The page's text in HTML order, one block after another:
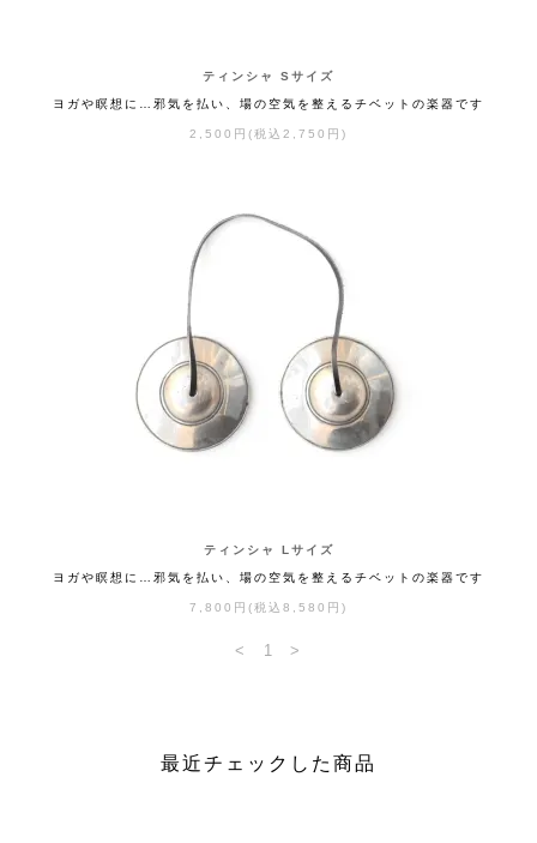
ティンシャ Sサイズ
ヨガや瞑想に…邪気を払い、場の空気を整えるチベットの楽器です
2,500円(税込2,750円)
ティンシャ Lサイズ
ヨガや瞑想に…邪気を払い、場の空気を整えるチベットの楽器です
7,800円(税込8,580円)
< 1 >
最近チェックした商品